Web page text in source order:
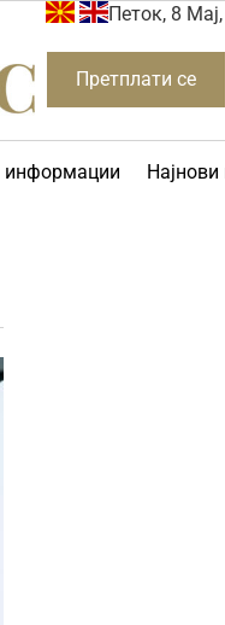
Петок, 8
Претплати се
информации Најнови